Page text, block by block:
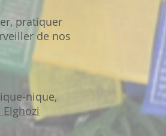
pratiquer
de nos
nique,